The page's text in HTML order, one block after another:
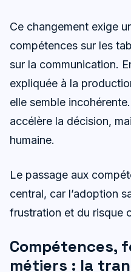
Ce changement exige
compétences sur les
sur la communication.
expliquée à la
elle semble
accélère la décision,
humaine.
Le passage aux
central, car l’adoption
frustration et du risque
Compétences,
métiers : la